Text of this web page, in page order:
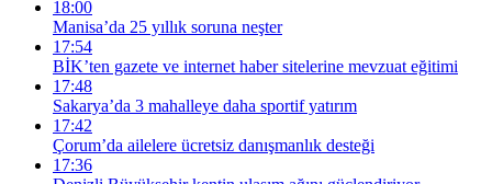
18:00
Manisa’da 25 yıllık soruna neşter
17:54
BİK’ten gazete ve internet haber sitelerine mevzuat eğitimi
17:48
Sakarya’da 3 mahalleye daha sportif yatırım
17:42
Çorum’da ailelere ücretsiz danışmanlık desteği
17:36